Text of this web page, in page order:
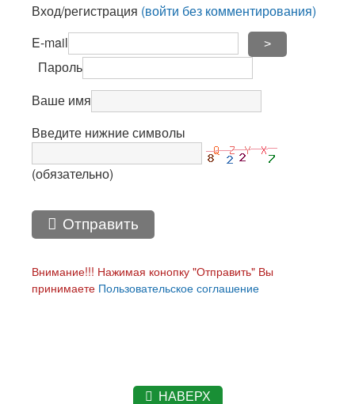
Вход/регистрация (войти без комментирования)
E-mail
>
Пароль
Ваше имя
Введите нижние символы
(обязательно)
Отправить
Внимание!!! Нажимая конопку "Отправить" Вы
принимаете Пользовательское соглашение
НАВЕРХ